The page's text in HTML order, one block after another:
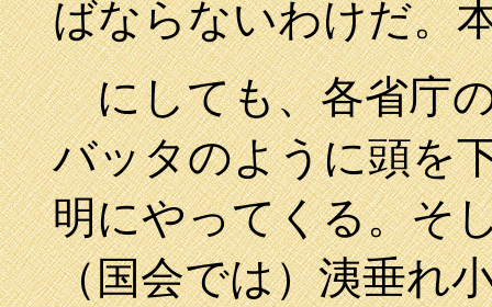
ばならないわけだ。
にしても、各省庁
バッタのように頭を
明にやってくる。そ
（国会では）洟垂れ